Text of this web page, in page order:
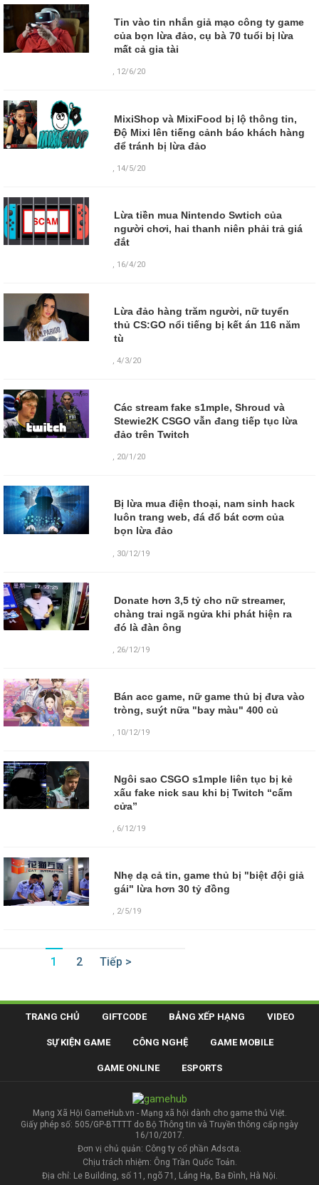
Tin vào tin nhắn giả mạo công ty game
của bọn lừa đảo, cụ bà 70 tuổi bị lừa
mất cả gia tài
, 12/6/20
MixiShop và MixiFood bị lộ thông tin,
Độ Mixi lên tiếng cảnh báo khách hàng
để tránh bị lừa đảo
, 14/5/20
Lừa tiền mua Nintendo Swtich của
người chơi, hai thanh niên phải trả giá
đắt
, 16/4/20
Lừa đảo hàng trăm người, nữ tuyển
thủ CS:GO nổi tiếng bị kết án 116 năm
tù
,4/3/20
Các stream fake s1mple, Shroud và
Stewie2K CSGO vẫn đang tiếp tục lừa
đảo trên Twitch
, 20/1/20
Bị lừa mua điện thoại, nam sinh hack
luôn trang web, đá đổ bát cơm của
bọn lừa đảo
30/12/19
Donate hơn 3,5 tỷ cho nữ streamer,
chàng trai ngã ngửa khi phát hiện ra
đó là đàn ông
, 26/12/19
Bán acc game, nữ game thủ bị đưa vào
tròng, suýt nữa "bay màu" 400 củ
, 10/12/19
Ngôi sao CSGO s1mple liên tục bị kẻ
xấu fake nick sau khi bị Twitch “cấm
cửa”
, 6/12/19
Nhẹ dạ cả tin, game thủ bị "biệt đội giả
gái" lừa hơn 30 tỷ đồng
, 2/5/19
1 2 Tiếp >
TRANG CHỦ GIFTCODE BẢNG XẾP HẠNG VIDEO
SỰ KIỆN GAME CÔNG NGHỆ GAME MOBILE
GAME ONLINE ESPORTS
Mạng Xã Hội GameHub.vn - Mạng xã hội dành cho game thủ Việt.
Giấy phép số: 505/GP-BTTTT do Bộ Thông tin và Truyền thông cấp ngày
16/10/2017.
Đơn vị chủ quản: Công ty cổ phần Adsota.
Chịu trách nhiệm: Ông Trần Quốc Toản.
Địa chỉ: Le Building, số 11, ngõ 71, Láng Hạ, Ba Đình, Hà Nội.